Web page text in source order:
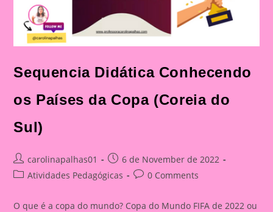
Sequencia Didática Conhecendo
os Países da Copa (Coreia do
Sul)
Post
author:
carolinapalhas01
Post
published:
6 de November de 2022
PostAtividades Pedagógicas
Post0 Comments
O que é a copa do mundo? Copa do Mundo FIFA de 2022 ou